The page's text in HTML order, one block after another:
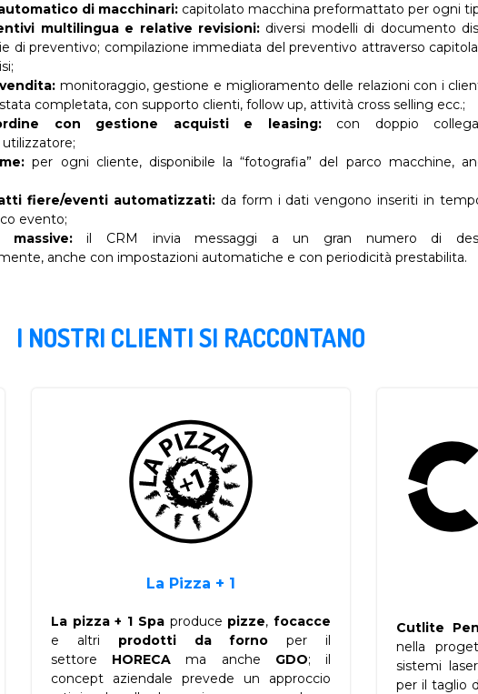
di macchinari: capitolato macchina preformattato per ogni
multilingua e relative revisioni: diversi modelli di documento
di preventivo; compilazione immediata del preventivo attraverso
monitoraggio, gestione e miglioramento delle relazioni con i
completata, con supporto clienti, follow up, attività cross selling ecc.;
con gestione acquisti e leasing:con doppio
per ogni cliente, disponibile la “fotografia” del parco macchine,
fiere/eventi automatizzati:da form i dati vengono inseriti in
evento;
massive:il CRM invia messaggi a un gran numero di
anche con impostazioni automatiche e con periodicità prestabilita.
I NOSTRI CLIENTI SI RACCONTANO
La Pizza + 1
La pizza + 1 Spaproduce pizze,focacce
e altri prodotti da forno per il
settore HORECA ma anche GDO; il
concept aziendale prevede un approccio
Cutlite
nella
sistemi
per il taglio